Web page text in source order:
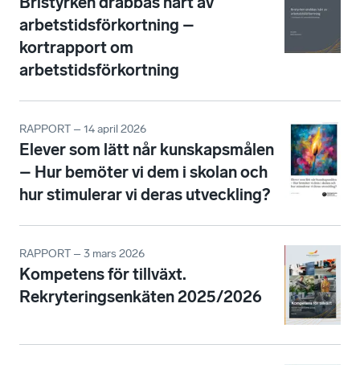
arbetstidsförkortning –
kortrapport om
arbetstidsförkortning
RAPPORT – 14 april 2026
Elever som lätt når kunskapsmålen
– Hur bemöter vi dem i skolan och
hur stimulerar vi deras utveckling?
RAPPORT – 3 mars 2026
Kompetens för tillväxt.
Rekryteringsenkäten 2025/2026